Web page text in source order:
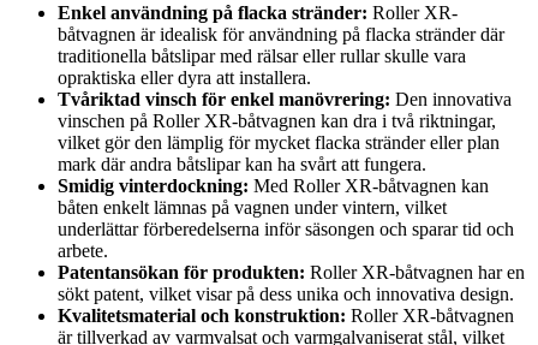
Enkel användning på flacka stränder: Roller XR-
båtvagnen är idealisk för användning på flacka stränder där
traditionella båtslipar med rälsar eller rullar skulle vara
opraktiska eller dyra att installera.
Tvåriktad vinsch för enkel manövrering: Den innovativa
vinschen på Roller XR-båtvagnen kan dra i två riktningar,
vilket gör den lämplig för mycket flacka stränder eller plan
mark där andra båtslipar kan ha svårt att fungera.
Smidig vinterdockning: Med Roller XR-båtvagnen kan
båten enkelt lämnas på vagnen under vintern, vilket
underlättar förberedelserna inför säsongen och sparar tid och
arbete.
Patentansökan för produkten: Roller XR-båtvagnen har en
sökt patent, vilket visar på dess unika och innovativa design.
Kvalitetsmaterial och konstruktion: Roller XR-båtvagnen
är tillverkad av varmvalsat och varmgalvaniserat stål, vilket